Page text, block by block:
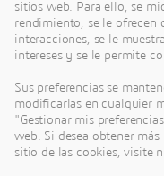
Sigue leyendo para
fomentar un
exhaustivo.
sitios web. Para ello, se
rendimiento, se le ofrecen
interacciones, se le
intereses y se le permite
Sus preferencias se
modificarlas en cualquier
"Gestionar mis
web. Si desea obtener
sitio de las cookies, visite